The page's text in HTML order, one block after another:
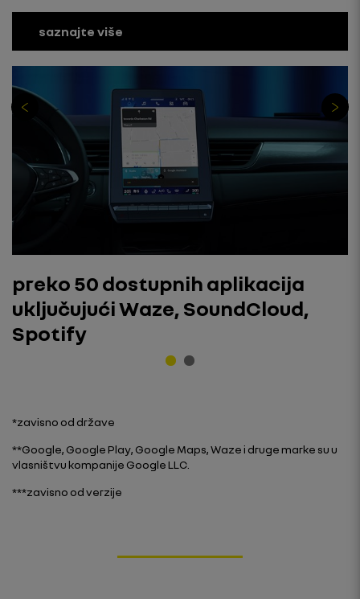
saznajte više
preko 50 dostupnih aplikacija
uključujući Waze, SoundCloud,
Spotify
*zavisno od države
**Google, Google Play, Google Maps, Waze i druge marke su u
vlasništvu kompanije Google LLC.
***zavisno od verzije